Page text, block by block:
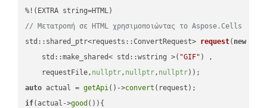
// Μετατροπή σε HTML χρησιμοποιώντας το Aspose.Cells
std::shared_ptr<requests::ConvertRequest> request( new
    std::make_shared< std::wstring >(
"GIF" ) ,
    requestFile,
nullptr, nullptr, nullptr))
auto actual = getApi()->convert
if(actual->good ()){